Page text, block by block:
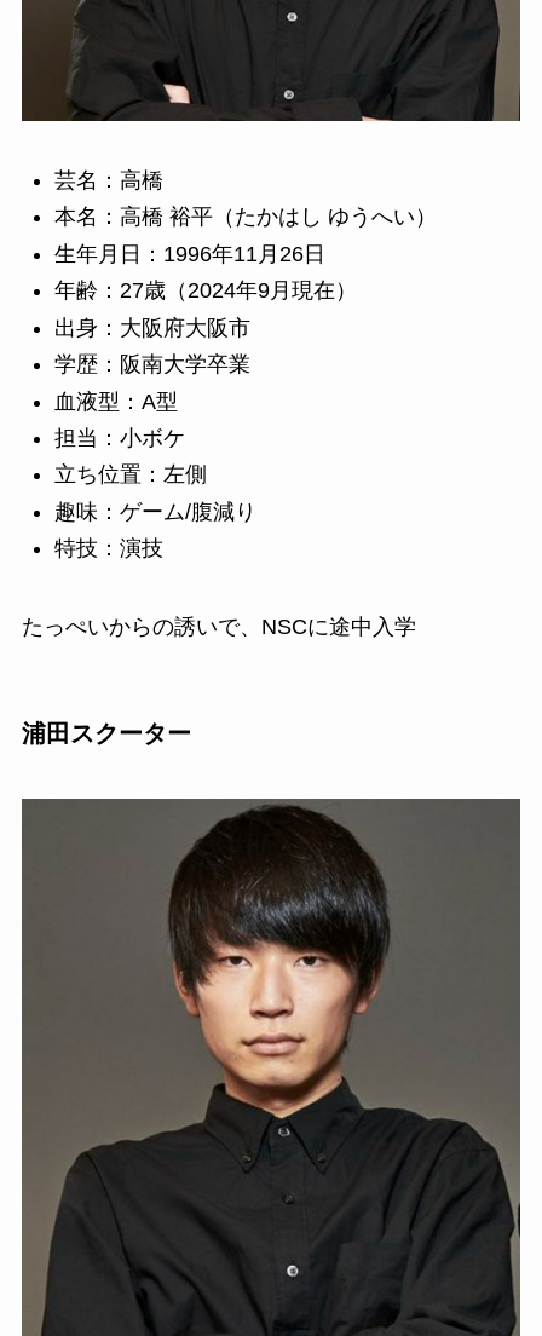
芸名：高橋
本名：高橋 裕平（たかはし ゆうへい）
生年月日：1996年11月26日
年齢：27歳（2024年9月現在）
出身：大阪府大阪市
学歴：阪南大学卒業
血液型：A型
担当：小ボケ
立ち位置：左側
趣味：ゲーム/腹減り
特技：演技
たっぺいからの誘いで、NSCに途中入学
浦田スクーター